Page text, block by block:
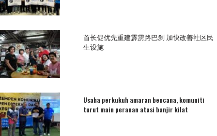
首长促优先重建霹雳路巴刹 加快改善社区民
生设施
Usaha perkukuh amaran bencana, komuniti
turut main peranan atasi banjir kilat